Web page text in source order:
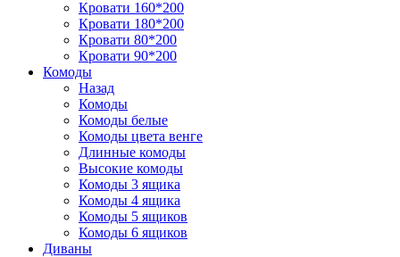
Кровати 160*200
Кровати 180*200
Кровати 80*200
Кровати 90*200
Комоды
Назад
Комоды
Комоды белые
Комоды цвета венге
Длинные комоды
Высокие комоды
Комоды 3 ящика
Комоды 4 ящика
Комоды 5 ящиков
Комоды 6 ящиков
Диваны